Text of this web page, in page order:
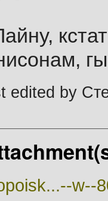
edited by
w--